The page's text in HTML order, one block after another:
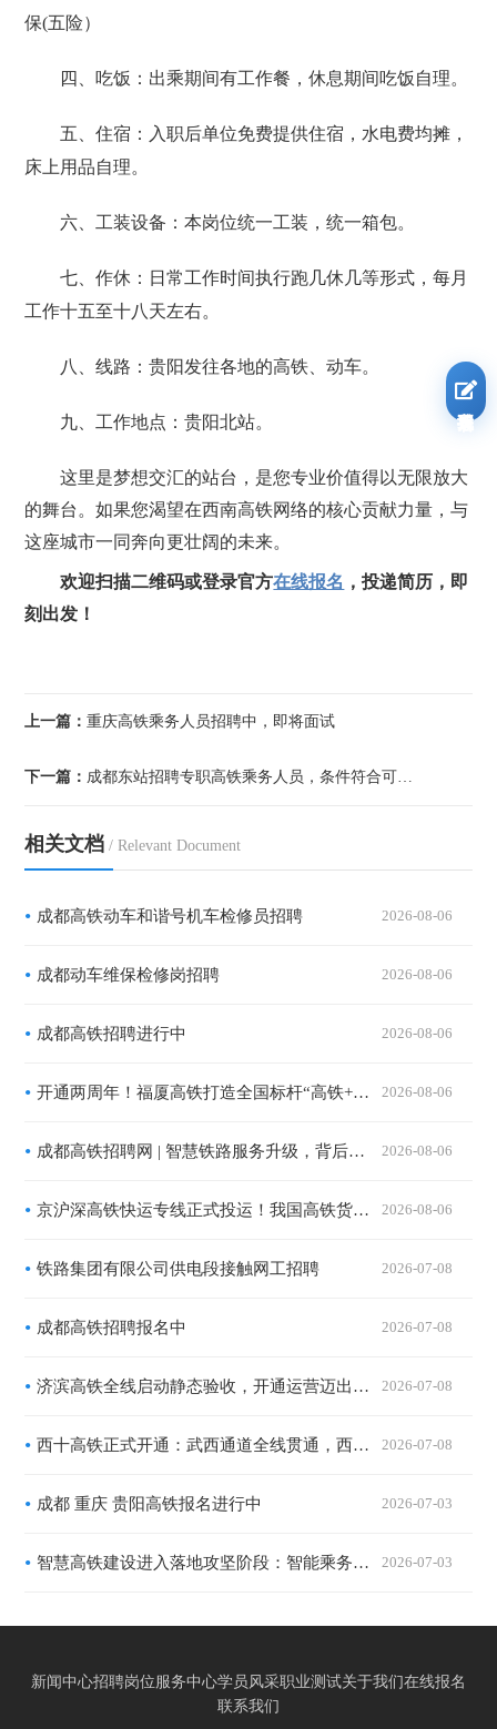
保(五险）
四、吃饭：出乘期间有工作餐，休息期间吃饭自理。
五、住宿：入职后单位免费提供住宿，水电费均摊，
床上用品自理。
六、工装设备：本岗位统一工装，统一箱包。
七、作休：日常工作时间执行跑几休几等形式，每月
工作十五至十八天左右。
八、线路：贵阳发往各地的高铁、动车。
九、工作地点：贵阳北站。
这里是梦想交汇的站台，是您专业价值得以无限放大
的舞台。如果您渴望在西南高铁网络的核心贡献力量，与
这座城市一同奔向更壮阔的未来。
欢迎扫描二维码或登录官方在线报名 ，投递简历，即
刻出发！
上一篇：重庆高铁乘务人员招聘中，即将面试
下一篇： 成都东站招聘专职高铁乘务人员，条件符合可报名
相关文档 / Relevant Document
成都高铁动车和谐号机车检修员招聘 2026-08-06
成都动车维保检修岗招聘 2026-08-06
成都高铁招聘进行中 2026-08-06
开通两周年！福厦高铁打造全国标杆“高铁+文旅”滨海黄金通道 2026-08-06
成都高铁招聘网 | 智慧铁路服务升级，背后更需要有温度的你 2026-08-06
京沪深高铁快运专线正式投运！我国高铁货运迈入规模化发展新时代 2026-08-06
铁路集团有限公司供电段接触网工招聘 2026-07-08
成都高铁招聘报名中 2026-07-08
济滨高铁全线启动静态验收，开通运营迈出关键一步 2026-07-08
西十高铁正式开通：武西通道全线贯通，西安至武汉最快2小时41分 2026-07-08
成都 重庆 贵阳高铁报名进行中 2026-07-03
智慧高铁建设进入落地攻坚阶段：智能乘务系统试点运行，复合型乘务岗位成职业新风口 2026-07-03
新闻中心招聘岗位服务中心学员风采职业测试关于我们在线报名
联系我们
我要报名